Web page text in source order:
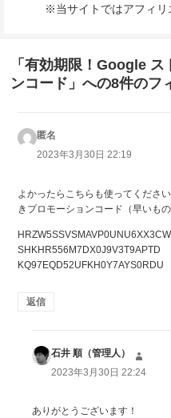
※当サイトではアフィリ
「有効期限！Google
ンコード」への8件のフ
匿名
り:
2023年3月30日 22:19
よかったらこちらも使ってくださ
きプロモーションコード（早いもの
HRZW5SSVSMAVP0UNU6XX3CW
SHKHR556M7DX0J9V3T9APTD
KQ97EQD52UFKH0Y7AYS0RDU
返信
石井 順（管理人）
り:
2023年3月30日 22:24
ありがとうございます！